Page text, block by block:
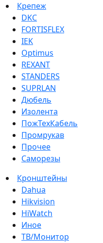
Крепеж
DKC
FORTISFLEX
IEK
Optimus
REXANT
STANDERS
SUPRLAN
Дюбель
Изолента
ПожТехКабель
Промрукав
Прочее
Саморезы
Кронштейны
Dahua
Hikvision
HiWatch
Иное
ТВ/Монитор